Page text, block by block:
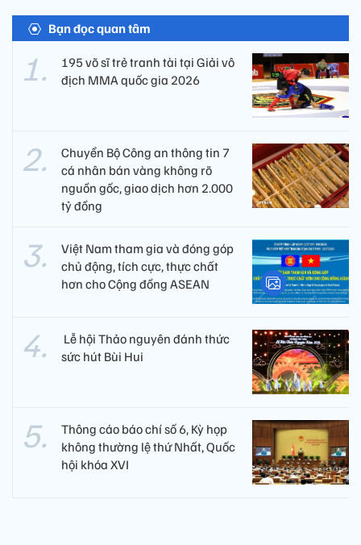
Bạn đọc quan tâm
195 võ sĩ trẻ tranh tài tại Giải vô
địch MMA quốc gia 2026
Chuyển Bộ Công an thông tin 7
cá nhân bán vàng không rõ
nguồn gốc, giao dịch hơn 2.000
tỷ đồng
Việt Nam tham gia và đóng góp
chủ động, tích cực, thực chất
hơn cho Cộng đồng ASEAN
​ Lễ hội Thảo nguyên đánh thức
sức hút Bùi Hui
Thông cáo báo chí số 6, Kỳ họp
không thường lệ thứ Nhất, Quốc
hội khóa XVI